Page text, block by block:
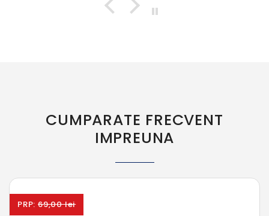
CUMPARATE FRECVENT
IMPREUNA
PRP: 69,00 lei